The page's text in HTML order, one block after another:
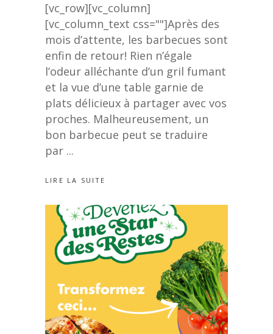
[vc_row][vc_column]
[vc_column_text css=""]Après des
mois d’attente, les barbecues sont
enfin de retour! Rien n’égale
l’odeur alléchante d’un gril fumant
et la vue d’une table garnie de
plats délicieux à partager avec vos
proches. Malheureusement, un
bon barbecue peut se traduire
par
LIRE LA SUITE